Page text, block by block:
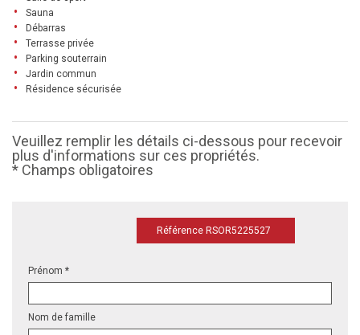
Sauna
Débarras
Terrasse privée
Parking souterrain
Jardin commun
Résidence sécurisée
Veuillez remplir les détails ci-dessous pour recevoir
plus d'informations sur ces propriétés.
* Champs obligatoires
Référence RSOR5225527
Prénom *
Nom de famille